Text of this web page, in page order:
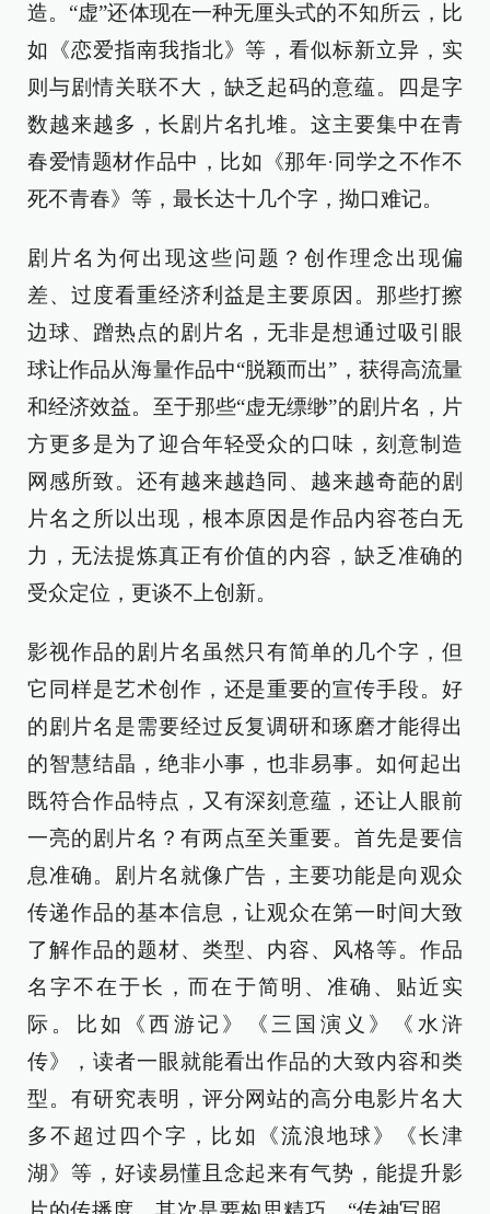
造。“虚”还体现在一种无厘头式的不知所云，比
如《恋爱指南我指北》等，看似标新立异，实
则与剧情关联不大，缺乏起码的意蕴。四是字
数越来越多，长剧片名扎堆。这主要集中在青
春爱情题材作品中，比如《那年·同学之不作不
死不青春》等，最长达十几个字，拗口难记。
剧片名为何出现这些问题？创作理念出现偏
差、过度看重经济利益是主要原因。那些打擦
边球、蹭热点的剧片名，无非是想通过吸引眼
球让作品从海量作品中“脱颖而出”，获得高流量
和经济效益。至于那些“虚无缥缈”的剧片名，片
方更多是为了迎合年轻受众的口味，刻意制造
网感所致。还有越来越趋同、越来越奇葩的剧
片名之所以出现，根本原因是作品内容苍白无
力，无法提炼真正有价值的内容，缺乏准确的
受众定位，更谈不上创新。
影视作品的剧片名虽然只有简单的几个字，但
它同样是艺术创作，还是重要的宣传手段。好
的剧片名是需要经过反复调研和琢磨才能得出
的智慧结晶，绝非小事，也非易事。如何起出
既符合作品特点，又有深刻意蕴，还让人眼前
一亮的剧片名？有两点至关重要。首先是要信
息准确。剧片名就像广告，主要功能是向观众
传递作品的基本信息，让观众在第一时间大致
了解作品的题材、类型、内容、风格等。作品
名字不在于长，而在于简明、准确、贴近实
际。比如《西游记》《三国演义》《水浒
传》，读者一眼就能看出作品的大致内容和类
型。有研究表明，评分网站的高分电影片名大
多不超过四个字，比如《流浪地球》《长津
湖》等，好读易懂且念起来有气势，能提升影